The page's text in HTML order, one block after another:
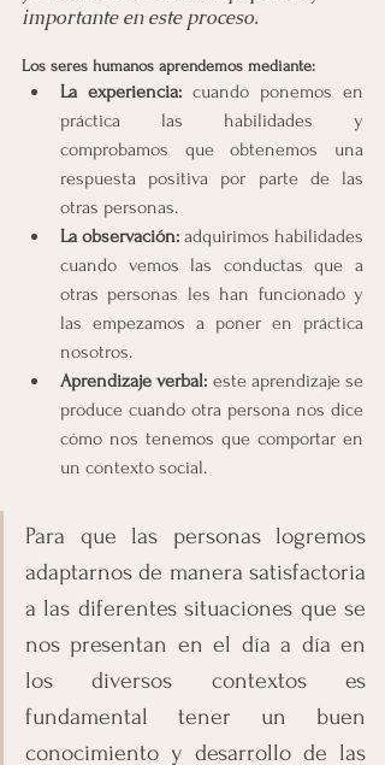
importante en este proceso.
Los seres humanos aprendemos mediante:
La experiencia: cuando ponemos en
práctica las habilidades y
comprobamos que obtenemos una
respuesta positiva por parte de las
otras personas.
La observación: adquirimos habilidades
cuando vemos las conductas que a
otras personas les han funcionado y
las empezamos a poner en práctica
nosotros.
Aprendizaje verbal: este aprendizaje se
produce cuando otra persona nos dice
cómo nos tenemos que comportar en
un contexto social.
Para que las personas logremos
adaptarnos de manera satisfactoria
a las diferentes situaciones que se
nos presentan en el día a día en
los diversos contextos es
fundamental tener un buen
conocimiento y desarrollo de las